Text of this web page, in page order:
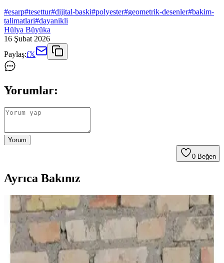
#esarp#tesettur#dijital-baski#polyester#geometrik-desenler#bakim-
talimatlari#dayanikli
Hülya Büyüka
16 Şubat 2026
Paylaş:f𝕏
Yorumlar:
Yorum
0 Beğen
Ayrıca Bakınız
Eşarp Durağı Düz Yazma ve Vissona Twill İpek
Çiçek Desenli Bordo Karşılaştırması
Bu makalede, eşarp Durağı Düz Yazma ve Vissona Twill ipek eşarp
modellerinin kumaş, tasarım ve kullanıcı yorumlarıyla detaylı
karşılaştırması yapılmaktadır.